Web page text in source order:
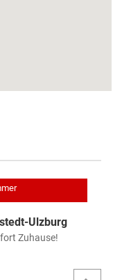
Ulzburg
Zuhause!